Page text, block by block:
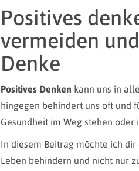
Positives
vermeiden
Denke
Positives Denken kann uns in
hingegen behindert uns oft und
Gesundheit im Weg stehen
In diesem Beitrag möchte ich
Leben behindern und nicht nur